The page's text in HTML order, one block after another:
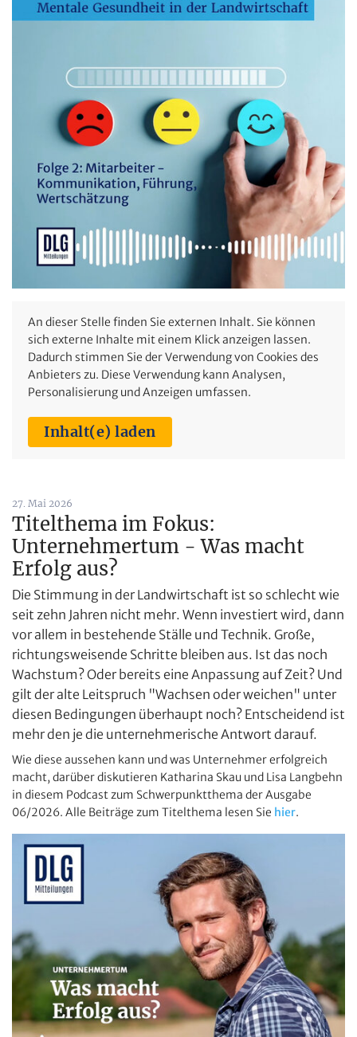
An dieser Stelle finden Sie externen Inhalt. Sie können
sich externe Inhalte mit einem Klick anzeigen lassen.
Dadurch stimmen Sie der Verwendung von Cookies des
Anbieters zu. Diese Verwendung kann Analysen,
Personalisierung und Anzeigen umfassen.
Inhalt(e) laden
27. Mai 2026
Titelthema im Fokus:
Unternehmertum - Was macht
Erfolg aus?
Die Stimmung in der Landwirtschaft ist so schlecht wie
seit zehn Jahren nicht mehr. Wenn investiert wird, dann
vor allem in bestehende Ställe und Technik. Große,
richtungsweisende Schritte bleiben aus. Ist das noch
Wachstum? Oder bereits eine Anpassung auf Zeit? Und
gilt der alte Leitspruch "Wachsen oder weichen" unter
diesen Bedingungen überhaupt noch? Entscheidend ist
mehr den je die unternehmerische Antwort darauf.
Wie diese aussehen kann und was Unternehmer erfolgreich
macht, darüber diskutieren Katharina Skau und Lisa Langbehn
in diesem Podcast zum Schwerpunktthema der Ausgabe
06/2026. Alle Beiträge zum Titelthema lesen Sie hier.